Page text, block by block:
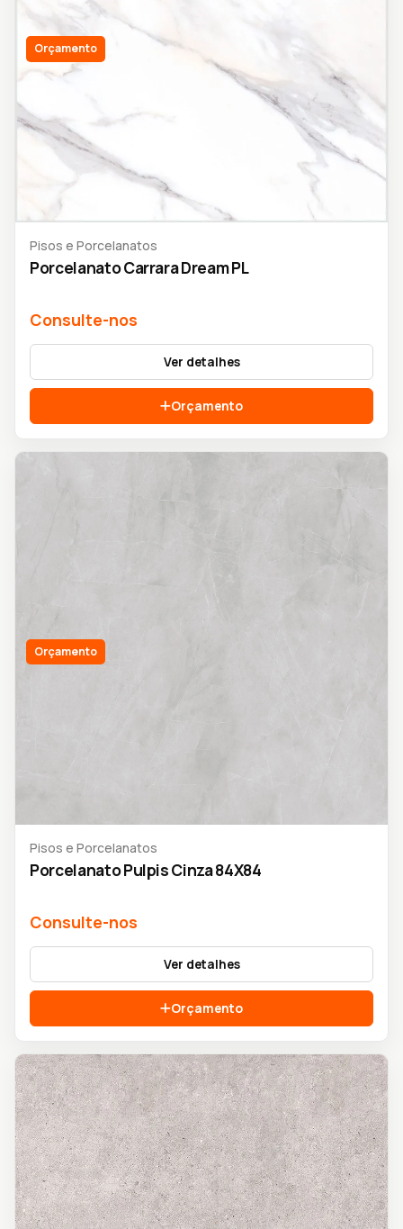
Orçamento
Pisos e Porcelanatos
Porcelanato Carrara Dream PL
Consulte-nos
Ver detalhes
Orçamento
Orçamento
Pisos e Porcelanatos
Porcelanato Pulpis Cinza 84X84
Consulte-nos
Ver detalhes
Orçamento